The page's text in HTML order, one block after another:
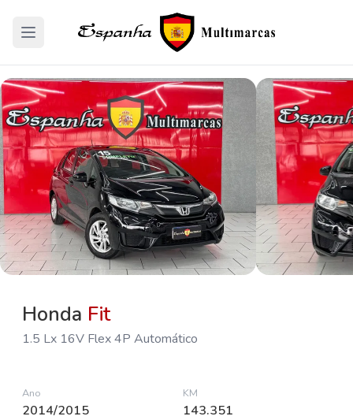
Honda Fit
1.5 Lx 16V Flex 4P Automático
Ano
2014/2015
KM
143.351